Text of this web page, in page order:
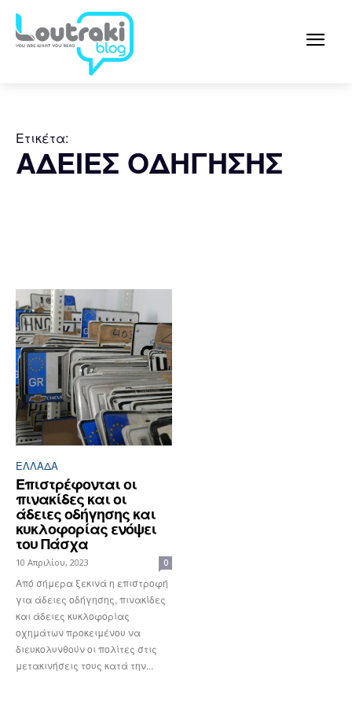
Ετικέτα:
ΑΔΕΙΕΣ ΟΔΗΓΗΣΗΣ
ΕΛΛΆΔΑ
Επιστρέφονται οι
πινακίδες και οι
άδειες οδήγησης και
κυκλοφορίας ενόψει
του Πάσχα
10 Απριλίου, 2023 0
Από σήμερα ξεκινά η επιστροφή
για άδειες οδήγησης, πινακίδες
και άδειες κυκλοφορίας
οχημάτων προκειμένου να
διευκολυνθούν οι πολίτες στις
μετακινήσεις τους κατά την...